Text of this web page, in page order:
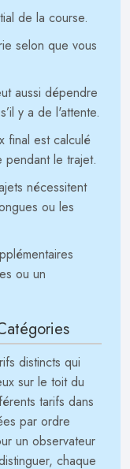
de la course.
selon que vous
aussi dépendre
y a de l'attente.
final est calculé
le trajet.
nécessitent
ou les
ou un
distincts qui
sur le toit du
tarifs dans
par ordre
un observateur
chaque